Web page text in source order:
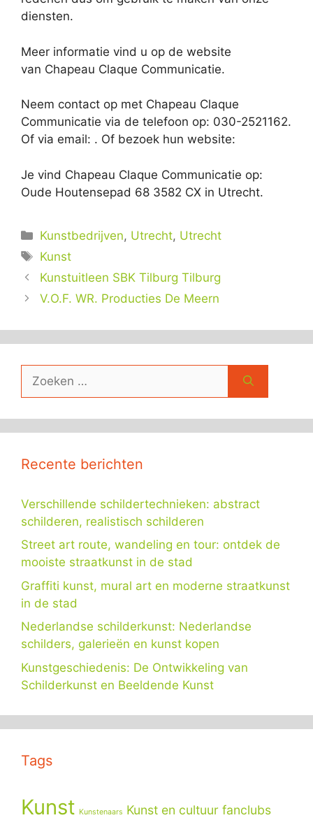
diensten.
Meer informatie vind u op de website
van Chapeau Claque Communicatie.
Neem contact op met Chapeau Claque
Communicatie via de telefoon op: 030-2521162.
Of via email: . Of bezoek hun website:
Je vind Chapeau Claque Communicatie op:
Oude Houtensepad 68 3582 CX in Utrecht.
Categorieën
Kunstbedrijven, Utrecht, Utrecht
Tags
Kunst
Kunstuitleen SBK Tilburg Tilburg
V.O.F. WR. Producties De Meern
naar:
Recente berichten
Verschillende schildertechnieken: abstract
schilderen, realistisch schilderen
Street art route, wandeling en tour: ontdek de
mooiste straatkunst in de stad
Graffiti kunst, mural art en moderne straatkunst
in de stad
Nederlandse schilderkunst: Nederlandse
schilders, galerieën en kunst kopen
Kunstgeschiedenis: De Ontwikkeling van
Schilderkunst en Beeldende Kunst
Tags
Kunst Kunstenaars Kunst en cultuur fanclubs